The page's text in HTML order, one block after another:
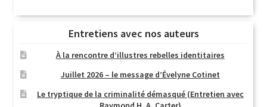
Entretiens avec nos auteurs
À la rencontre d’illustres rebelles identitaires
Juillet 2026 – le message d’Évelyne Cotinet
Le tryptique de la criminalité démasqué (Entretien avec